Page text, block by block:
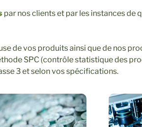
par nos clients et par les instances de
de vos produits ainsi que de nos
SPC (contrôle statistique des
3 et selon vos spécifications.